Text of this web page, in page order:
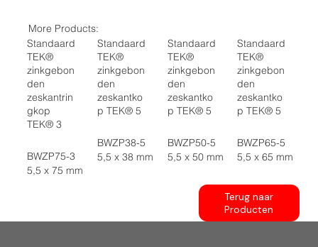
More Products:
Standaard
TEK®
zinkgebon
den
zeskantrin
gkop
TEK® 3
BWZP75-3
5,5 x 75 mm
Standaard
TEK®
zinkgebon
den
zeskantko
p TEK® 5
BWZP38-5
5,5 x 38 mm
Standaard
TEK®
zinkgebon
den
zeskantko
p TEK® 5
BWZP50-5
5,5 x 50 mm
Standaard
TEK®
zinkgebon
den
zeskantko
p TEK® 5
BWZP65-5
5,5 x 65 mm
Terug naar
Producten